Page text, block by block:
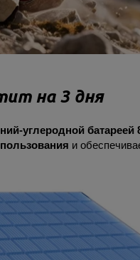
на 3 дня
углеродной батареей
и